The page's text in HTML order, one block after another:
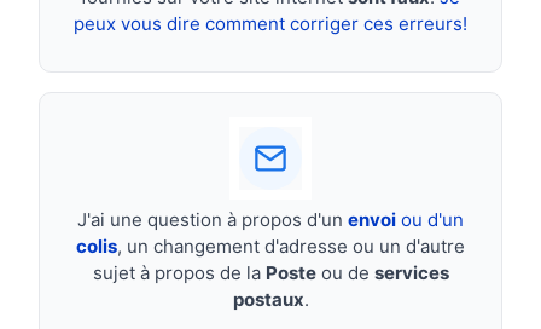
peux vous dire comment corriger ces erreurs!
J'ai une question à propos d'un envoi ou d'un
colis, un changement d'adresse ou un d'autre
sujet à propos de la Posteou de services
postaux.